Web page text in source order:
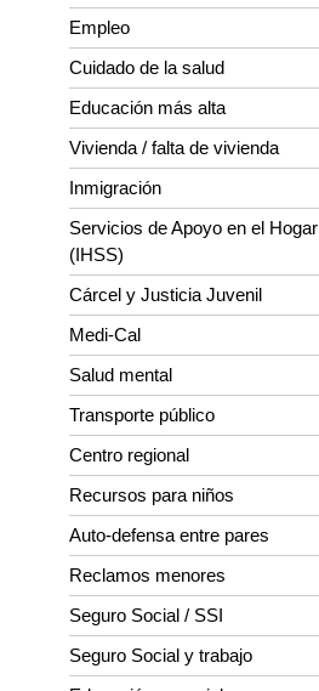
Empleo
Cuidado de la salud
Educación más alta
Vivienda / falta de vivienda
Inmigración
Servicios de Apoyo en el Hogar
(IHSS)
Cárcel y Justicia Juvenil
Medi-Cal
Salud mental
Transporte público
Centro regional
Recursos para niños
Auto-defensa entre pares
Reclamos menores
Seguro Social / SSI
Seguro Social y trabajo